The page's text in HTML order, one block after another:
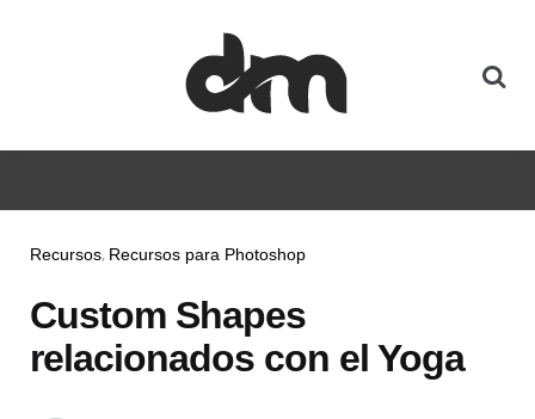
Recursos Recursos para Photoshop
Custom Shapes
relacionados con el Yoga